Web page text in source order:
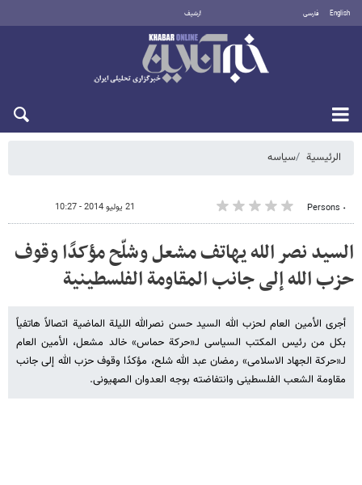
English فارسی أرشيف
الرئيسية سیاسه
٠ Persons 21 يوليو 2014 - 10:27
السید نصر الله یهاتف مشعل وشلّح مؤکدًا وقوف
حزب الله إلی جانب المقاومة الفلسطینیة
أجری الأمین العام لحزب الله السید حسن نصرالله اللیلة الماضیة اتصالاً هاتفیاً
بکل من رئیس المکتب السیاسی لـ«حرکة حماس» خالد مشعل، الأمین العام
لـ«حرکة الجهاد الاسلامی» رمضان عبد الله شلح، مؤکدًا وقوف حزب الله إلی جانب
مقاومة الشعب الفلسطینی وانتفاضته بوجه العدوان الصهیونی.